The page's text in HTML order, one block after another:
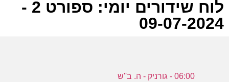
לוח שידורים יומי: ספורט 2 -
09-07-2024
06:00 - גורניק - ה. ב''ש